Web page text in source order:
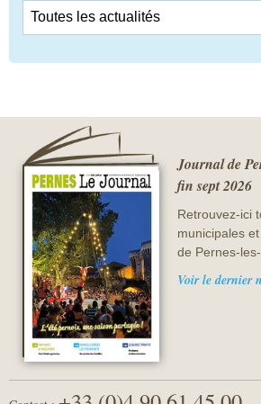
Journal de
fin sept 2026
Retrouvez-ici
municipales
de Pernes-
Voir le dernier